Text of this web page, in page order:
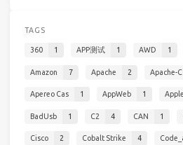
TAGS
360 1 APP测试 1 AWD 1
Amazon 7 Apache 2 Apache-
Apereo Cas 1 AppWeb 1
BadUsb 1 C2 4 CAN 1
Cisco 2 Cobalt Strike 4